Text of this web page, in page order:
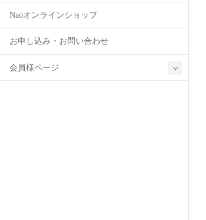
Naoオンラインショップ
お申し込み・お問い合わせ
会員様ページ